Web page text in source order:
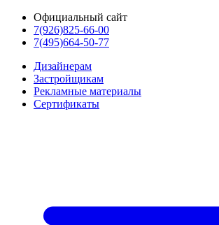
Официальный сайт
7(926)825-66-00
7(495)664-50-77
Дизайнерам
Застройщикам
Рекламные материалы
Сертификаты